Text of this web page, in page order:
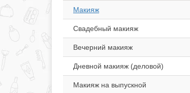
Макияж
Свадебный макияж
Вечерний макияж
Дневной макияж (деловой)
Макияж на выпускной